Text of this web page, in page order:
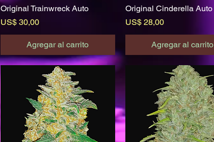
Vista rápida
Original Trainwreck Auto
Precio
US$ 30,00
Agregar al carrito
Vista rápida
Original Cinderella Auto
Precio
US$ 28,00
Agregar al carrito